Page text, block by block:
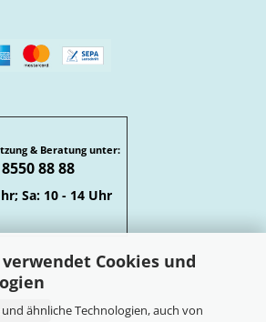
Cookies und
ähnliche Technologien, auch von
& Beratung unter:
88 88
Sa: 10 - 14 Uhr